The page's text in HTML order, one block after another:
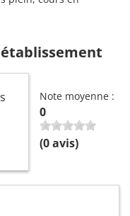
Note moyenne :
0
(0avis)